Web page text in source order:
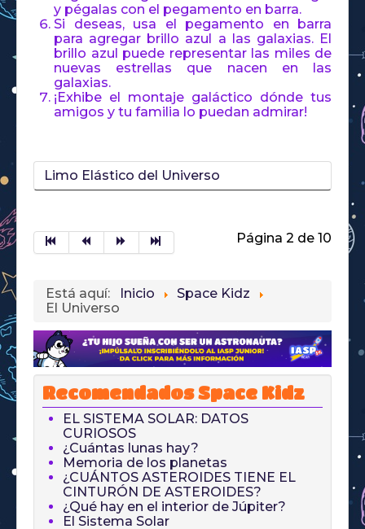
y pégalas con el pegamento en barra.
Si deseas, usa el pegamento en barra
para agregar brillo azul a las galaxias. El
brillo azul puede representar las miles de
nuevas estrellas que nacen en las
galaxias.
¡Exhibe el montaje galáctico dónde tus
amigos y tu familia lo puedan admirar!
Limo Elástico del Universo
Página 2 de 10
Está aquí: Inicio
Space Kidz
El Universo
Recomendados Space Kidz
EL SISTEMA SOLAR: DATOS
CURIOSOS
¿Cuántas lunas hay?
Memoria de los planetas
¿CUÁNTOS ASTEROIDES TIENE EL
CINTURÓN DE ASTEROIDES?
¿Qué hay en el interior de Júpiter?
El Sistema Solar